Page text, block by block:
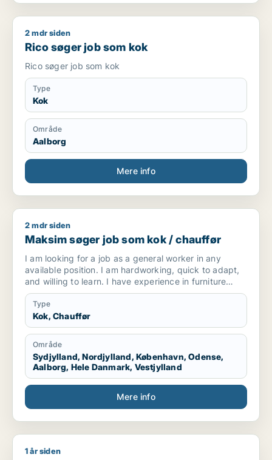
Rico søger job som kok
2 mdr siden
Rico søger job som kok
Rico søger job som kok
Type
Kok
Område
Aalborg
Mere info
Maksim søger job som kok / chauffør
2 mdr siden
Maksim søger job som kok / chauffør
I am looking for a job as a general worker in any
available position. I am hardworking, quick to adapt,
and willing to learn. I have experience in furniture
making and upholstery, but I am open to any kind of
work opportunity.
Type
Kok, Chauffør
Område
Sydjylland, Nordjylland, København, Odense,
Aalborg, Hele Danmark, Vestjylland
Mere info
Fatemaadamjee33@gmail.com søger job som kok /
1 år siden